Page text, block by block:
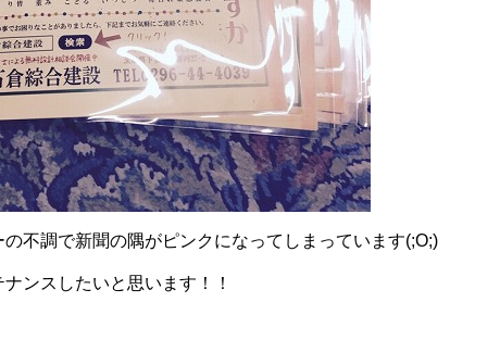
不調で新聞の隅がピンクになってしまっています(;O;)
ンスしたいと思います！！